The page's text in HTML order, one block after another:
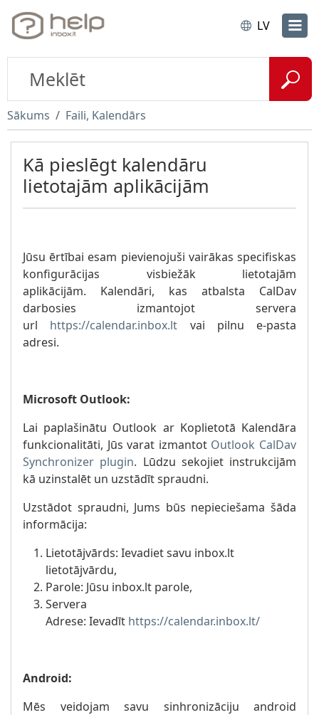
LV
Sākums Faili, Kalendārs
Kā pieslēgt kalendāru
lietotajām aplikācijām
Jūsu ērtībai esam pievienojuši vairākas specifiskas
konfigurācijas visbiežāk lietotajām
aplikācijām. Kalendāri, kas atbalsta CalDav
darbosies izmantojot servera
url https://calendar.inbox.lt vai pilnu e-pasta
adresi.
Microsoft Outlook:
Lai paplašinātu Outlook ar Koplietotā Kalendāra
funkcionalitāti, Jūs varat izmantot Outlook CalDav
Synchronizer plugin. Lūdzu sekojiet instrukcijām
kā uzinstalēt un uzstādīt spraudni.
Uzstādot spraudni, Jums būs nepieciešama šāda
informācija:
Lietotājvārds: Ievadiet savu inbox.lt
lietotājvārdu,
Parole: Jūsu inbox.lt parole,
Servera
Adrese: Ievadīt https://calendar.inbox.lt/
Android:
Mēs veidojam savu sinhronizāciju android